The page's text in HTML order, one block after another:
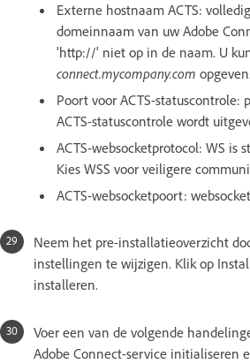
Externe hostnaam ACTS:
domeinnaam van uw Adobe
'http://' niet op in de naam. U
connect.mycompany.com opgeven.
Poort voor ACTS-statuscontrole:
ACTS-statuscontrole wordt
ACTS-websocketprotocol: WS is
Kies WSS voor veiligere
ACTS-websocketpoort:
Neem het pre-installatieoverzicht
instellingen te wijzigen. Klik op
installeren.
Voer een van de volgende
Adobe Connect-service initialiseren